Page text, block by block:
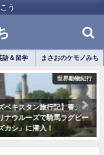
う
語＆留学 まさおのケモノみち
世界動物紀行
ベキスタン旅行記】春分の
ナウルーズで騎馬ラグビー
カシ」に潜入！